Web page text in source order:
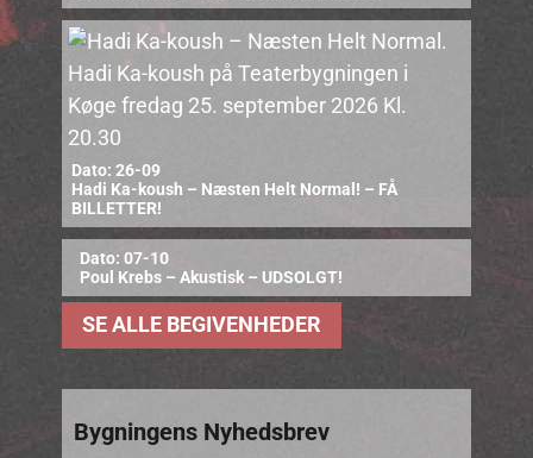
Dato: 26-09
Hadi Ka-koush – Næsten Helt Normal! – FÅ
BILLETTER!
Dato: 07-10
Poul Krebs – Akustisk – UDSOLGT!
SE ALLE BEGIVENHEDER
Bygningens Nyhedsbrev